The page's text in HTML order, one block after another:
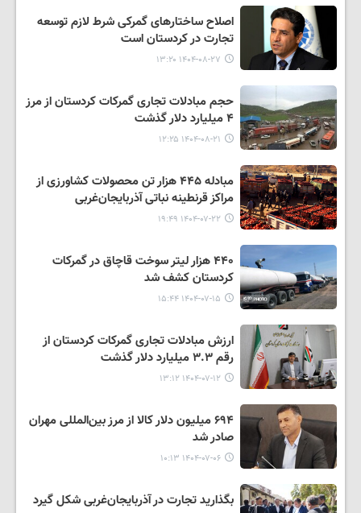
اصلاح ساختارهای گمرکی شرط لازم توسعه
تجارت در کردستان است
۱۴۰۴-۰۸-۲۷ ۱۳:۲۰
حجم مبادلات تجاری گمرکات کردستان از مرز
۴ میلیارد دلار گذشت
۱۴۰۴-۰۸-۲۱ ۱۲:۲۵
مبادله ۴۴۵ هزار تن محصولات کشاورزی از
مراکز قرنطینه نباتی آذربایجان‌غربی
۱۴۰۴-۰۷-۲۲ ۱۹:۴۹
۴۴۰ هزار لیتر سوخت قاچاق در گمرکات
کردستان کشف شد
۱۴۰۴-۰۷-۱۵ ۱۵:۴۴
ارزش مبادلات تجاری گمرکات کردستان از
رقم ۳.۳ میلیارد دلار گذشت
۱۴۰۴-۰۷-۱۲ ۱۳:۱۲
۶۹۴ میلیون دلار کالا از مرز بین‌المللی مهران
صادر شد
۱۴۰۴-۰۷-۰۶ ۱۰:۱۳
بگذارید تجارت در آذربایجان‌غربی شکل گیرد